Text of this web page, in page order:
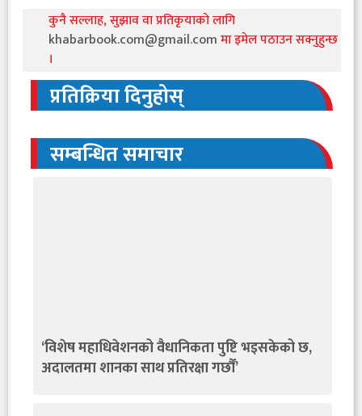
कुनै सल्लाह, सुझाव वा प्रतिकृयाको लागि
khabarbook.com@gmail.comमा इमेल पठाउन सक्नुहुन्छ
।
प्रतिक्रिया दिनुहोस्
सम्बन्धित समाचार
‘विशेष महाधिवेशनको वैधानिकता पुष्टि भइसकेको छ,
अदालतमा शानका साथ प्रतिरक्षा गर्छौं’